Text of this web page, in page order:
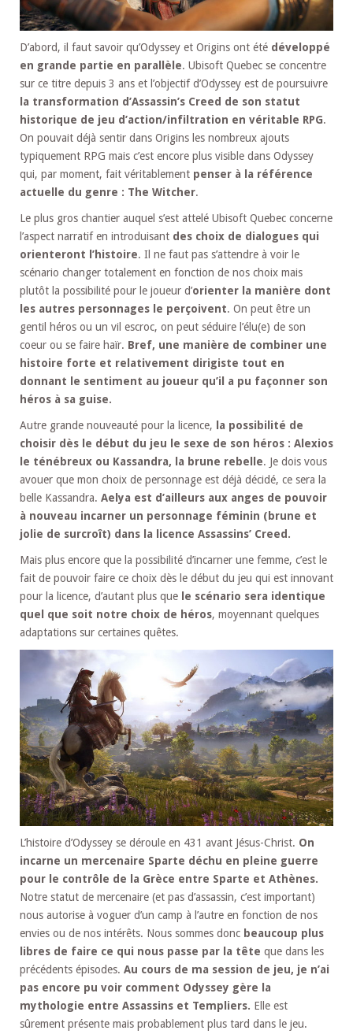
D’abord, il faut savoir qu’Odyssey et Origins ont été développé
en grande partie en parallèle. Ubisoft Quebec se concentre
sur ce titre depuis 3 ans et l’objectif d’Odyssey est de poursuivre
la transformation d’Assassin’s Creed de son statut
historique de jeu d’action/infiltration en véritable RPG.
On pouvait déjà sentir dans Origins les nombreux ajouts
typiquement RPG mais c’est encore plus visible dans Odyssey
qui, par moment, fait véritablement penser à la référence
actuelle du genre : The Witcher.
Le plus gros chantier auquel s’est attelé Ubisoft Quebec concerne
l’aspect narratif en introduisant des choix de dialogues qui
orienteront l’histoire. Il ne faut pas s’attendre à voir le
scénario changer totalement en fonction de nos choix mais
plutôt la possibilité pour le joueur d’orienter la manière dont
les autres personnages le perçoivent. On peut être un
gentil héros ou un vil escroc, on peut séduire l’élu(e) de son
coeur ou se faire haïr. Bref, une manière de combiner une
histoire forte et relativement dirigiste tout en
donnant le sentiment au joueur qu’il a pu façonner son
héros à sa guise.
Autre grande nouveauté pour la licence,
la possibilité de
choisir dès le début du jeu le sexe de son héros : Alexios
le ténébreux ou Kassandra, la brune rebelle. Je dois vous
avouer que mon choix de personnage est déjà décidé, ce sera la
belle Kassandra. Aelya est d’ailleurs aux anges de pouvoir
à nouveau incarner un personnage féminin (brune et
jolie de surcroît) dans la licence Assassins’ Creed.
Mais plus encore que la possibilité d’incarner une femme, c’est le
fait de pouvoir faire ce choix dès le début du jeu qui est innovant
pour la licence, d’autant plus que le scénario sera identique
quel que soit notre choix de héros, moyennant quelques
adaptations sur certaines quêtes.
L’histoire d’Odyssey se déroule en 431 avant Jésus-Christ. On
incarne un mercenaire Sparte déchu en pleine guerre
pour le contrôle de la Grèce entre Sparte et Athènes.
Notre statut de mercenaire (et pas d’assassin, c’est important)
nous autorise à voguer d’un camp à l’autre en fonction de nos
envies ou de nos intérêts. Nous sommes donc beaucoup plus
libres de faire ce qui nous passe par la tête que dans les
précédents épisodes. Au cours de ma session de jeu, je n’ai
pas encore pu voir comment Odyssey gère la
mythologie entre Assassins et Templiers. Elle est
sûrement présente mais probablement plus tard dans le jeu.